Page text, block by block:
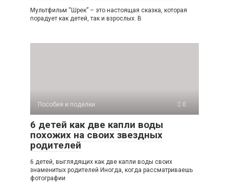
Мультфильм “Шрек” – это настоящая сказка, которая
порадует как детей, так и взрослых. В
Пособия и поделки 0
6 детей как две капли воды
похожих на своих звездных
родителей
6 детей, выглядящих как две капли воды своих
знаменитых родителей Иногда, когда рассматриваешь
фотографии